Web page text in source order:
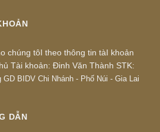
chúng tôI theo thông tin tàI khoản
Tài khoản: Đinh Văn Thành STK:
GD BIDV Chi Nhánh - Phố Núi - Gia Lai
DẪN